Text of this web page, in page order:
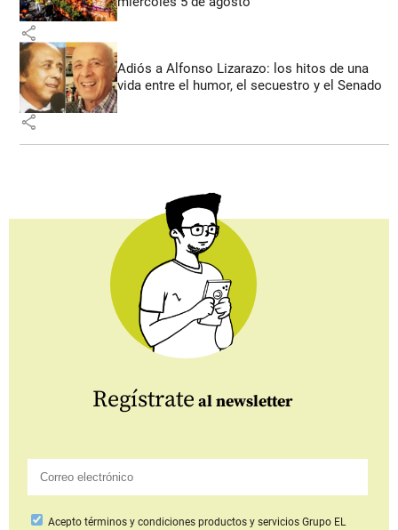
share
Adiós a Alfonso Lizarazo: los hitos de una
vida entre el humor, el secuestro y el Senado
share
Regístrate al newsletter
Aceptotérminos y condiciones productos y serviciosGrupo EL